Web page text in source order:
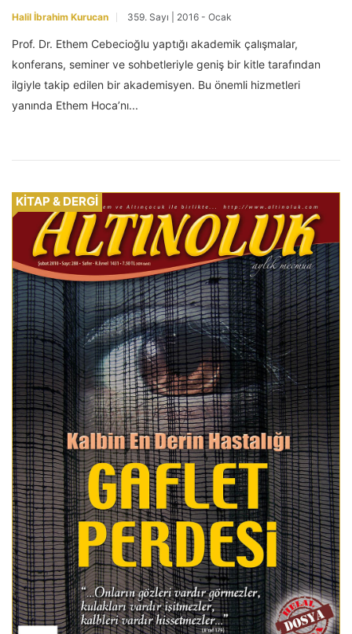
Halil İbrahim Kurucan 359. Sayı | 2016 - Ocak
Prof. Dr. Ethem Cebecioğlu yaptığı akademik çalışmalar,
konferans, seminer ve sohbetleriyle geniş bir kitle tarafından
ilgiyle takip edilen bir akademisyen. Bu önemli hizmetleri
yanında Ethem Hoca’nı...
KİTAP & DERGİ